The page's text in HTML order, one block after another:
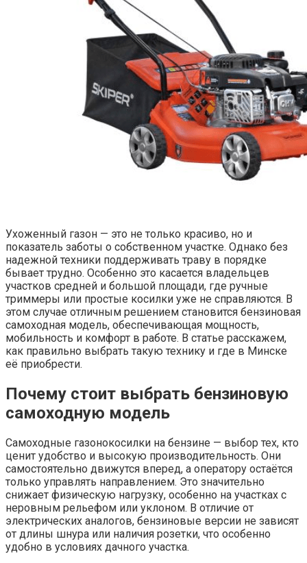
Ухоженный газон — это не только красиво, но и
показатель заботы о собственном участке. Однако без
надежной техники поддерживать траву в порядке
бывает трудно. Особенно это касается владельцев
участков средней и большой площади, где ручные
триммеры или простые косилки уже не справляются. В
этом случае отличным решением становится бензиновая
самоходная модель, обеспечивающая мощность,
мобильность и комфорт в работе. В статье расскажем,
как правильно выбрать такую технику и где в Минске
её приобрести.
Почему стоит выбрать бензиновую
самоходную модель
Самоходные газонокосилки на бензине — выбор тех, кто
ценит удобство и высокую производительность. Они
самостоятельно движутся вперед, а оператору остаётся
только управлять направлением. Это значительно
снижает физическую нагрузку, особенно на участках с
неровным рельефом или уклоном. В отличие от
электрических аналогов, бензиновые версии не зависят
от длины шнура или наличия розетки, что особенно
удобно в условиях дачного участка.